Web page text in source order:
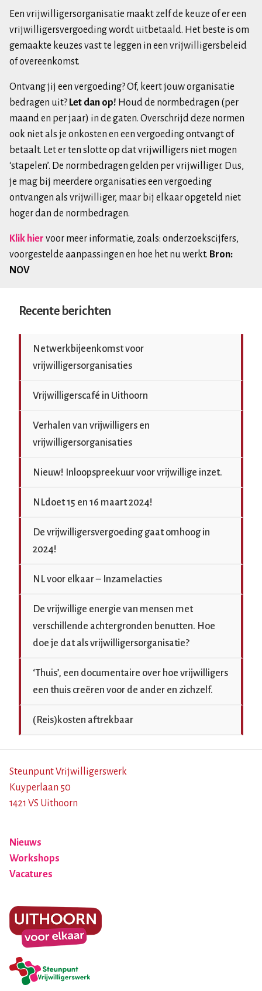
Een vrijwilligersorganisatie maakt zelf de keuze of er een
vrijwilligersvergoeding wordt uitbetaald. Het beste is om
gemaakte keuzes vast te leggen in een vrijwilligersbeleid
of overeenkomst.
Ontvang jij een vergoeding? Of, keert jouw organisatie
bedragen uit? Let dan op! Houd de normbedragen (per
maand en per jaar) in de gaten. Overschrijd deze normen
ook niet als je onkosten en een vergoeding ontvangt of
betaalt. Let er ten slotte op dat vrijwilligers niet mogen
‘stapelen’. De normbedragen gelden per vrijwilliger. Dus,
je mag bij meerdere organisaties een vergoeding
ontvangen als vrijwilliger, maar bij elkaar opgeteld niet
hoger dan de normbedragen.
Klik hier voor meer informatie, zoals: onderzoekscijfers,
voorgestelde aanpassingen en hoe het nu werkt. Bron:
NOV
Recente berichten
Netwerkbijeenkomst voor
vrijwilligersorganisaties
Vrijwilligerscafé in Uithoorn
Verhalen van vrijwilligers en
vrijwilligersorganisaties
Nieuw! Inloopspreekuur voor vrijwillige inzet.
NLdoet 15 en 16 maart 2024!
De vrijwilligersvergoeding gaat omhoog in
2024!
NL voor elkaar – Inzamelacties
De vrijwillige energie van mensen met
verschillende achtergronden benutten. Hoe
doe je dat als vrijwilligersorganisatie?
‘Thuis’, een documentaire over hoe vrijwilligers
een thuis creëren voor de ander en zichzelf.
(Reis)kosten aftrekbaar
Steunpunt Vrijwilligerswerk
Kuyperlaan 50
1421 VS Uithoorn
Nieuws
Workshops
Vacatures